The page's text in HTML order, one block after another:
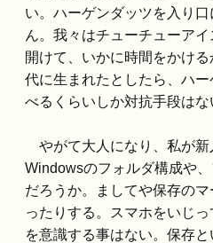
い。ハーゲンダッツを入り
ん。我々はチューチューア
開けて、いかに時間をかけ
代に生まれたとしたら、ハ
べるくらいしか対抗手段はな
やがて大人になり、私が新
Windowsのフォルダ構成や
だろうか。ましてや保存の
ったりする。スマホをいじ
を意識する事はない。保存